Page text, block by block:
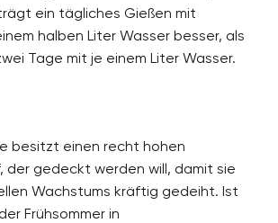
ein tägliches Gießen mit
halben Liter Wasser besser, als
Tage mit je einem Liter Wasser.
besitzt einen recht hohen
der gedeckt werden will, damit sie
Wachstums kräftig gedeiht. Ist
Frühsommer in